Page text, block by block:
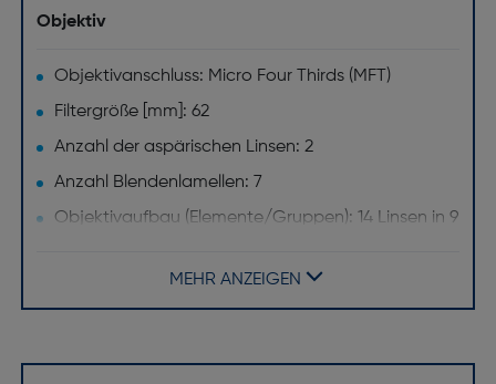
Objektiv
Objektivanschluss: Micro Four Thirds (MFT)
Filtergröße [mm]: 62
Anzahl der aspärischen Linsen: 2
Anzahl Blendenlamellen: 7
Objektivaufbau (Elemente/Gruppen): 14 Linsen in 9
Objektivtyp: Weitwinkel Zoom Objektiv
Brennweitenbereich [mm]: 12-40
MEHR ANZEIGEN